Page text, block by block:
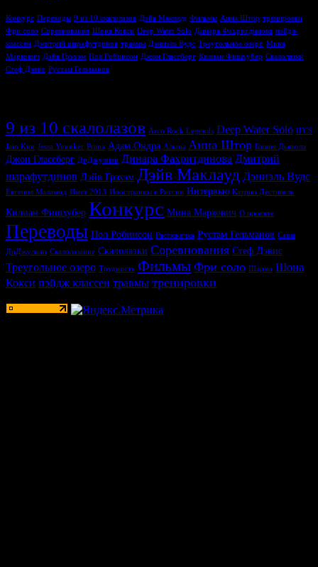
Конкурс Переводы 9 из 10 скалолазов Дэйв Маклауд Фильмы Анна Штор тренировки
Фри соло Соревнования Шона Кокси Deep Water Solo Динара Фахритдинова пэйдж
классен Дмитрий шарафутдинов травмы Дэниэль Вудс Треугольное озеро Мина
Маркович Дэйв Грэхэм Пол Робинсон Джон Глассберг Килиан Фишхубер Скалолазки
Стеф Дэвис Рустам Гельманов
9 из 10 скалолазов Arco Rock Legends Deep Water Solo IFCS
Jain Kim Jessa Younker Prana Адам Ондра Альпы Анна Штор Башня Дьявола
Джон Глассберг ДиДжулиан Динара Фахритдинова Дмитрий
шарафутдинов Дэйв Грэхэм Дэйв Маклауд Дэниэль Вудс
Евгения Маламид Имст 2013 Иностранцы в России Интервью Катрин Дестивель
Килиан Фишхубер Конкурс Мина Маркович О проекте
Переводы Пол Робинсон Растяжечка Рустам Гельманов Саша
ДиДжулиан Скалолазание Скалолазки Соревнования Стеф Дэвис
Треугольное озеро Трудность Фильмы Фри соло Шарма Шона
Кокси пэйдж классен травмы тренировки